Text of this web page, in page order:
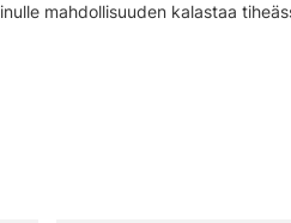
mahdollisuuden kalastaa
päin, jotta voit koukuttaa kalan